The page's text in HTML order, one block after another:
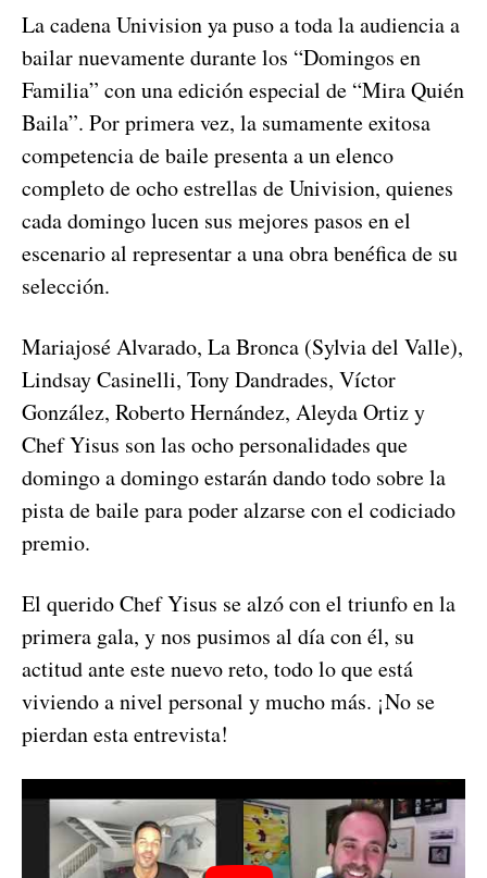
La cadena Univision ya puso a toda la audiencia a
bailar nuevamente durante los “Domingos en
Familia” con una edición especial de “Mira Quién
Baila”. Por primera vez, la sumamente exitosa
competencia de baile presenta a un elenco
completo de ocho estrellas de Univision, quienes
cada domingo lucen sus mejores pasos en el
escenario al representar a una obra benéfica de su
selección.
Mariajosé Alvarado, La Bronca (Sylvia del Valle),
Lindsay Casinelli, Tony Dandrades, Víctor
González, Roberto Hernández, Aleyda Ortiz y
Chef Yisus son las ocho personalidades que
domingo a domingo estarán dando todo sobre la
pista de baile para poder alzarse con el codiciado
premio.
El querido Chef Yisus se alzó con el triunfo en la
primera gala, y nos pusimos al día con él, su
actitud ante este nuevo reto, todo lo que está
viviendo a nivel personal y mucho más. ¡No se
pierdan esta entrevista!